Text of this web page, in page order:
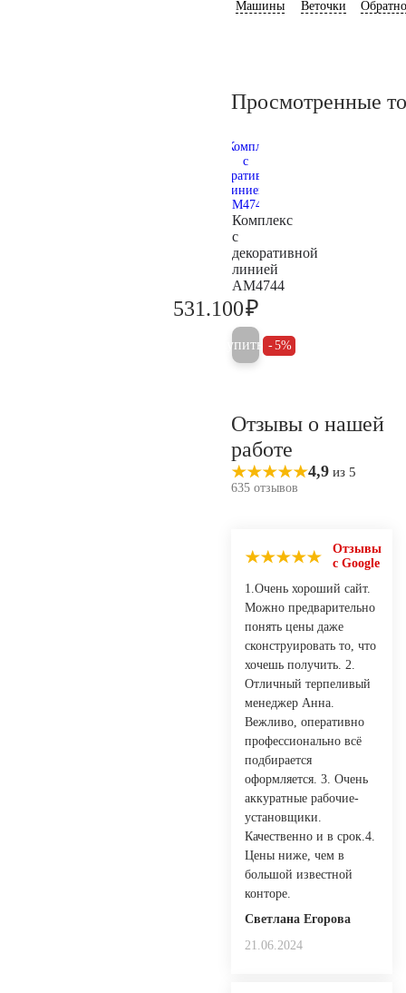
Машины Веточки
Просмотренные
Комплекс
с
декоративной
линией
AM4744
531.100₽
Купить 5%
Отзывы о нашей
работе
4,9 из 5
635 отзывов
Отзывы
с Google
1.Очень хороший сайт.
Можно предварительно
понять цены даже
сконструировать то, что
хочешь получить. 2.
Отличный терпеливый
менеджер Анна.
Вежливо, оперативно
профессионально всё
подбирается
оформляется. 3. Очень
аккуратные рабочие-
установщики.
Качественно и в срок.4.
Цены ниже, чем в
большой известной
конторе.
Светлана Егорова
21.06.2024